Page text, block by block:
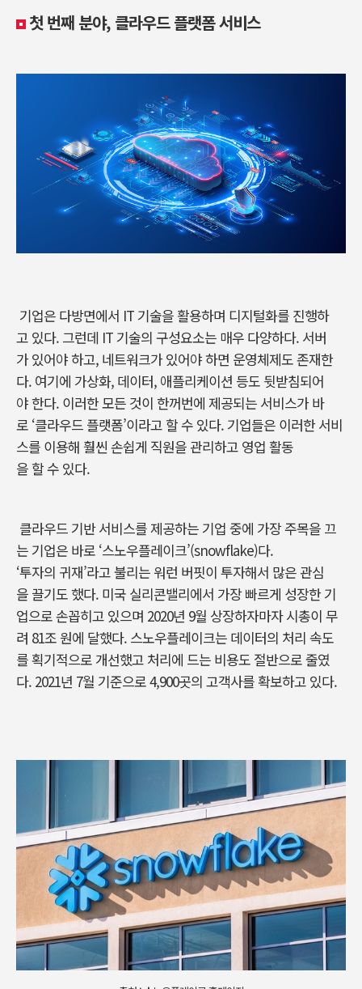
첫 번째 분야, 클라우드 플랫폼 서비스
기업은 다방면에서 IT 기술을 활용하며 디지털화를 진행하
고 있다. 그런데 IT 기술의 구성요소는 매우 다양하다. 서버
가 있어야 하고, 네트워크가 있어야 하면 운영체제도 존재한
다. 여기에 가상화, 데이터, 애플리케이션 등도 뒷받침되어
야 한다. 이러한 모든 것이 한꺼번에 제공되는 서비스가 바
로 ‘클라우드 플랫폼’이라고 할 수 있다. 기업들은 이러한 서비
스를 이용해 훨씬 손쉽게 직원을 관리하고 영업 활동
을 할 수 있다.
클라우드 기반 서비스를 제공하는 기업 중에 가장 주목을 끄
는 기업은 바로 ‘스노우플레이크’(snowflake)다.
‘투자의 귀재’라고 불리는 워런 버핏이 투자해서 많은 관심
을 끌기도 했다. 미국 실리콘밸리에서 가장 빠르게 성장한 기
업으로 손꼽히고 있으며 2020년 9월 상장하자마자 시총이 무
려 81조 원에 달했다. 스노우플레이크는 데이터의 처리 속도
를 획기적으로 개선했고 처리에 드는 비용도 절반으로 줄였
다. 2021년 7월 기준으로 4,900곳의 고객사를 확보하고 있다.